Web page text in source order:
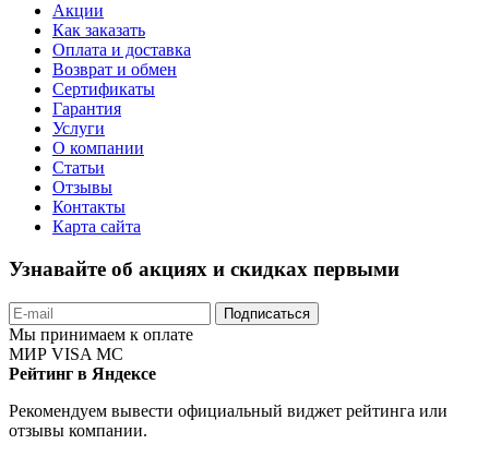
Акции
Как заказать
Оплата и доставка
Возврат и обмен
Сертификаты
Гарантия
Услуги
О компании
Статьи
Отзывы
Контакты
Карта сайта
Узнавайте об акциях и скидках первыми
Подписаться
Мы принимаем к оплате
МИР VISA MC
Рейтинг в Яндексе
Рекомендуем вывести официальный виджет рейтинга или
отзывы компании.